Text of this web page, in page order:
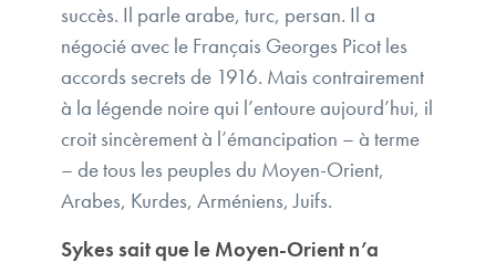
succès. Il parle arabe, turc, persan. Il a
négocié avec le Français Georges Picot les
accords secrets de 1916. Mais contrairement
à la légende noire qui l’entoure aujourd’hui, il
croit sincèrement à l’émancipation – à terme
– de tous les peuples du Moyen-Orient,
Arabes, Kurdes, Arméniens, Juifs.
Sykes sait que le Moyen-Orient n’a